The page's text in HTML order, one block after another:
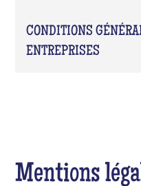
CONDITIONS
ENTREPRISES
Mentions